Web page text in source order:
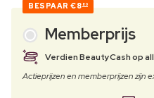
BESPAAR €8 80
Memberprijs
Verdien BeautyCash op
Actieprijzen en memberprijzen zijn